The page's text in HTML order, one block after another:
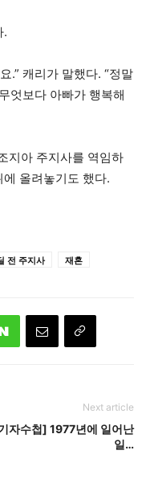
.
.” 캐리가 말했다. “정말
엇보다 아빠가 행복해
지아 주지사를 역임하
올려놓기도 했다.
전 주지사 재혼
Next article
자수첩] 1977년에 일어난
일…